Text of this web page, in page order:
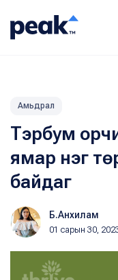
Амьдрал
Тэрбум
ямар нэг
байдаг
Б.Анхилам
01 сарын 30,